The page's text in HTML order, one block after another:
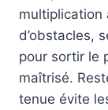
multiplication
d’obstacles,
pour sortir le
maîtrisé.
tenue évite